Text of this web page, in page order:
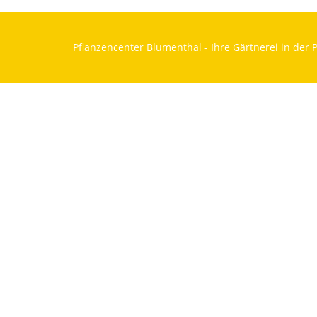
Pflanzencenter Blumenthal - Ihre Gärtnerei in der